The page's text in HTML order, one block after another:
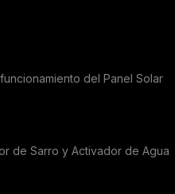
del Panel Solar
de Sarro y Activador de Agua